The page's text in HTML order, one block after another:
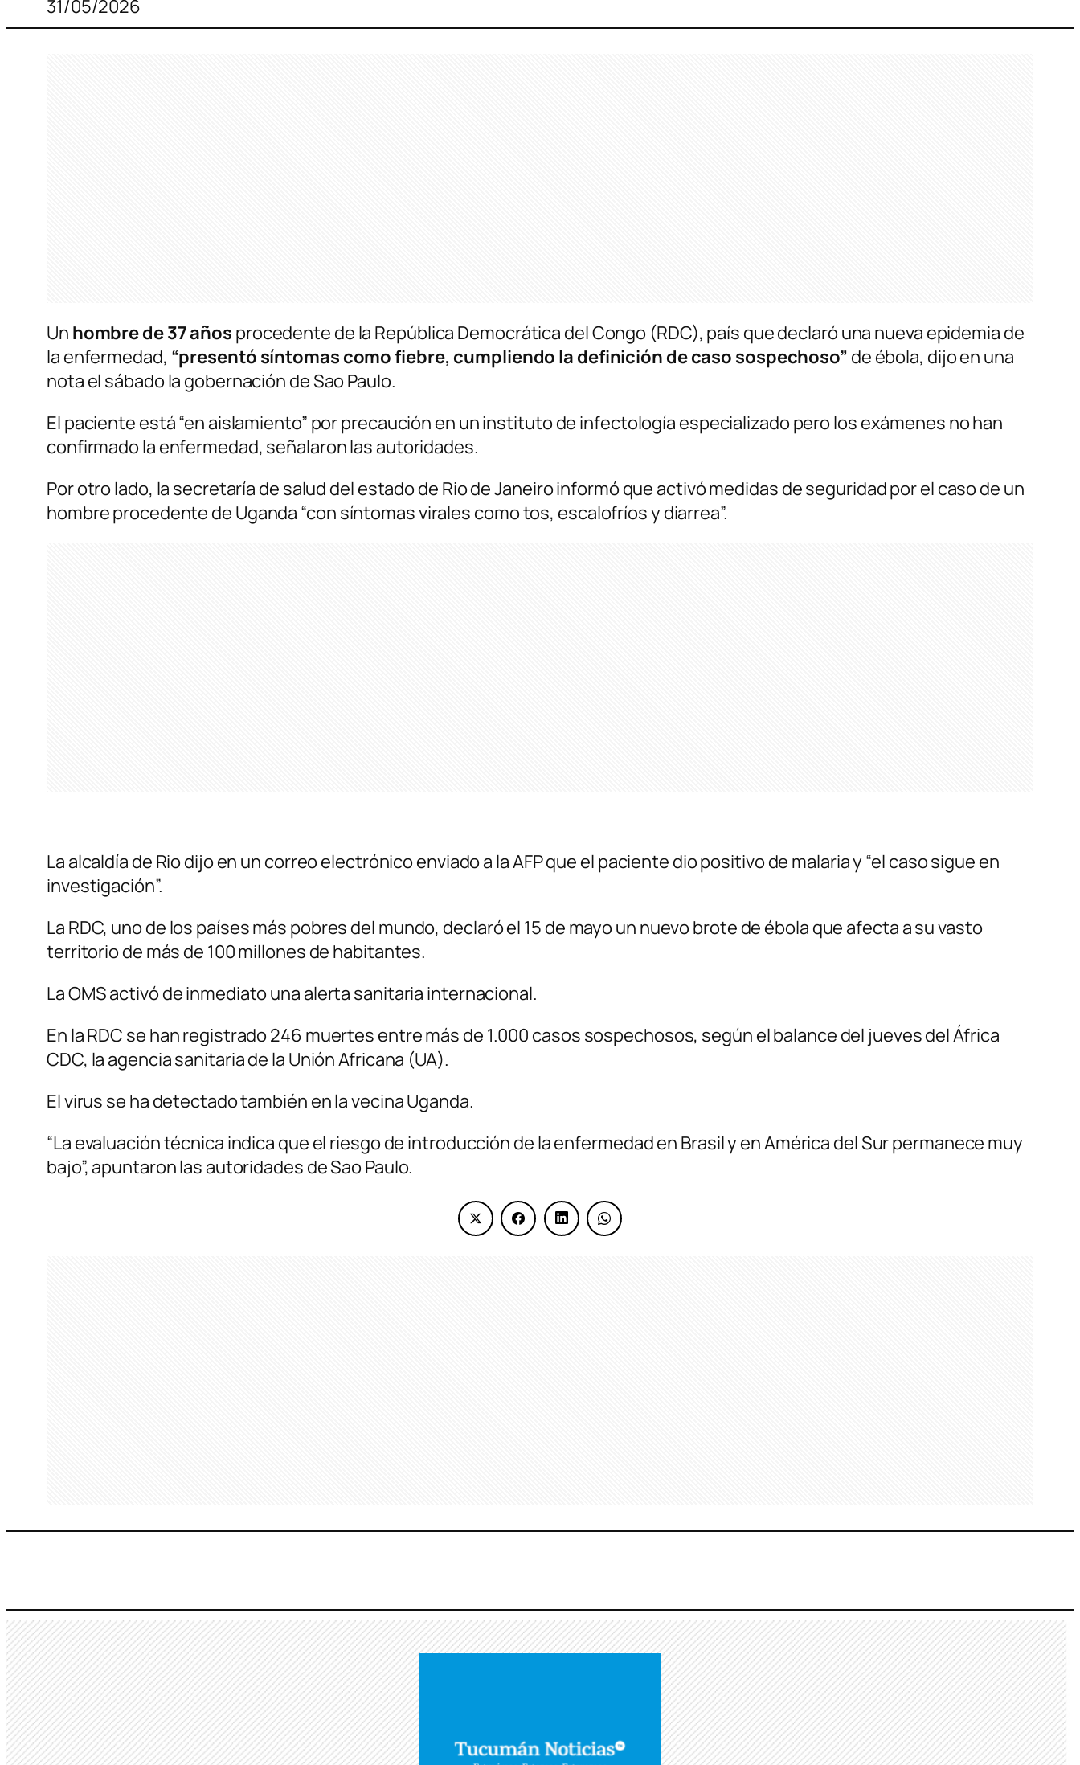
31/05/2026
Un hombre de 37 años procedente de la República Democrática del Congo (RDC), país que declaró una nueva epidemia de
la enfermedad, “presentó síntomas como fiebre, cumpliendo la definición de caso sospechoso” de ébola, dijo en una
nota el sábado la gobernación de Sao Paulo.
El paciente está “en aislamiento” por precaución en un instituto de infectología especializado pero los exámenes no han
confirmado la enfermedad, señalaron las autoridades.
Por otro lado, la secretaría de salud del estado de Rio de Janeiro informó que activó medidas de seguridad por el caso de un
hombre procedente de Uganda “con síntomas virales como tos, escalofríos y diarrea”.
La alcaldía de Rio dijo en un correo electrónico enviado a la AFP que el paciente dio positivo de malaria y “el caso sigue en
investigación”.
La RDC, uno de los países más pobres del mundo, declaró el 15 de mayo un nuevo brote de ébola que afecta a su vasto
territorio de más de 100 millones de habitantes.
La OMS activó de inmediato una alerta sanitaria internacional.
En la RDC se han registrado 246 muertes entre más de 1.000 casos sospechosos, según el balance del jueves del África
CDC, la agencia sanitaria de la Unión Africana (UA).
El virus se ha detectado también en la vecina Uganda.
“La evaluación técnica indica que el riesgo de introducción de la enfermedad en Brasil y en América del Sur permanece muy
bajo”, apuntaron las autoridades de Sao Paulo.